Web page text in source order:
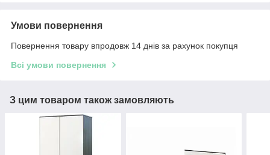
Умови повернення
Повернення товару впродовж 14 днів за рахунок покупця
Всі умови повернення
З цим товаром також замовляють